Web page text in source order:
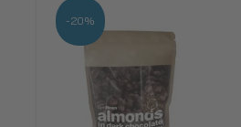
-20%